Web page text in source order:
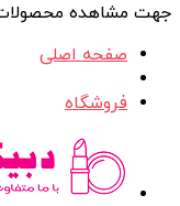
جهت مشاهده محصولات
صفحه اصلی
فروشگاه